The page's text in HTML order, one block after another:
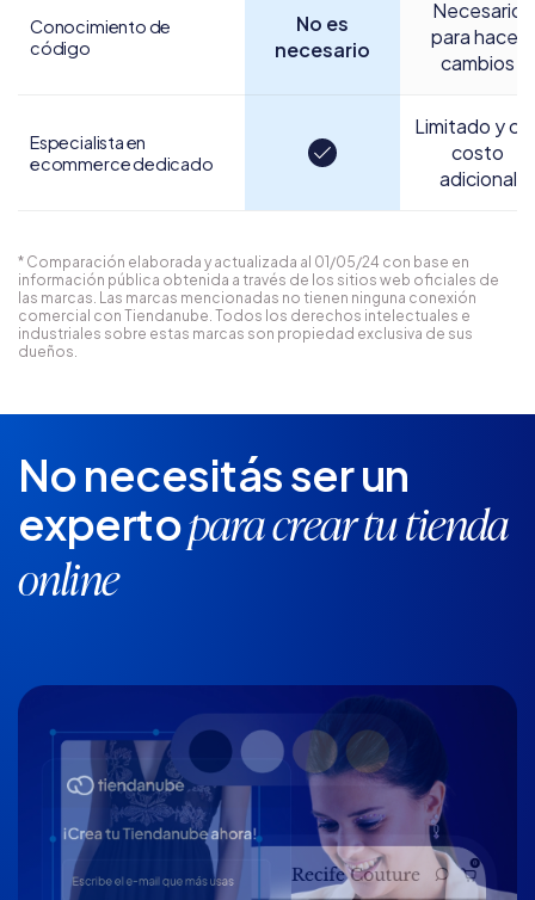
Conocimiento de
código
No es
necesario
Necesario
para hacer
cambios
Especialista en
ecommerce dedicado
Limitado y
costo
adicional
* Comparación elaborada y actualizada al 01/05/24 con base en
información pública obtenida a través de los sitios web oficiales de
las marcas. Las marcas mencionadas no tienen ninguna conexión
comercial con Tiendanube. Todos los derechos intelectuales e
industriales sobre estas marcas son propiedad exclusiva de sus
dueños.
No necesitás ser un
expertopara crear tu tienda
online